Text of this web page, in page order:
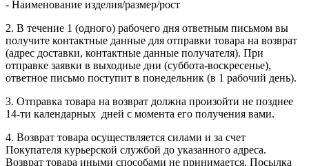
- Наименование изделия/размер/рост
2. В течение 1 (одного) рабочего дня ответным письмом вы
получите контактные данные для отправки товара на возврат
(адрес доставки, контактные данные получателя). При
отправке заявки в выходные дни (суббота-воскресенье),
ответное письмо поступит в понедельник (в 1 рабочий день).
3. Отправка товара на возврат должна произойти не позднее
14-ти календарных дней с момента его получения вами.
4. Возврат товара осуществляется силами и за счет
Покупателя курьерской службой до указанного адреса.
Возврат товара иными способами не принимается. Посылка